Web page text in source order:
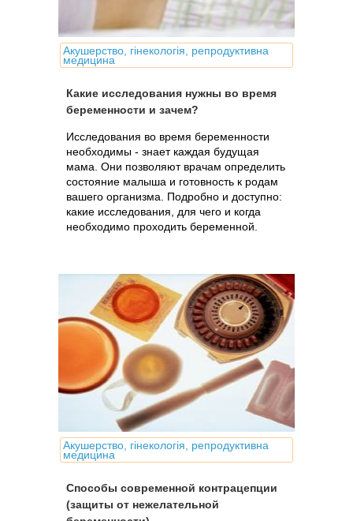
Акушерство, гінекологія, репродуктивна
медицина
Какие исследования нужны во время
беременности и зачем?
Исследования во время беременности
необходимы - знает каждая будущая
мама. Они позволяют врачам определить
состояние малыша и готовность к родам
вашего организма. Подробно и доступно:
какие исследования, для чего и когда
необходимо проходить беременной.
Акушерство, гінекологія, репродуктивна
медицина
Способы современной контрацепции
(защиты от нежелательной